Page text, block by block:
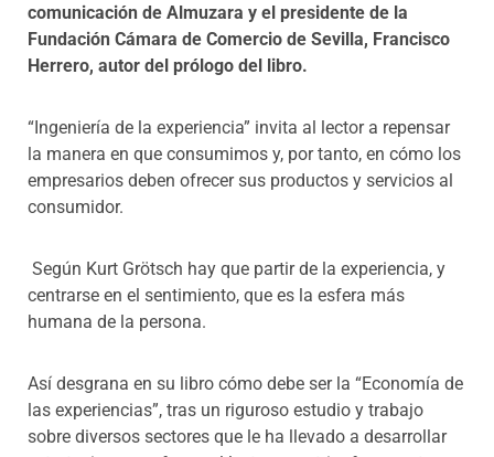
comunicación de Almuzara y el presidente de la
Fundación Cámara de Comercio de Sevilla, Francisco
Herrero, autor del prólogo del libro.
“Ingeniería de la experiencia” invita al lector a repensar
la manera en que consumimos y, por tanto, en cómo los
empresarios deben ofrecer sus productos y servicios al
consumidor.
Según Kurt Grötsch hay que partir de la experiencia, y
centrarse en el sentimiento, que es la esfera más
humana de la persona.
Así desgrana en su libro cómo debe ser la “Economía de
las experiencias”, tras un riguroso estudio y trabajo
sobre diversos sectores que le ha llevado a desarrollar